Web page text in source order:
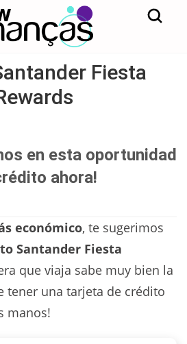
Fiesta
en esta oportunidad
ahora!
económico, te sugerimos
Santander Fiesta
que viaja sabe muy bien la
tener una tarjeta de crédito
manos!